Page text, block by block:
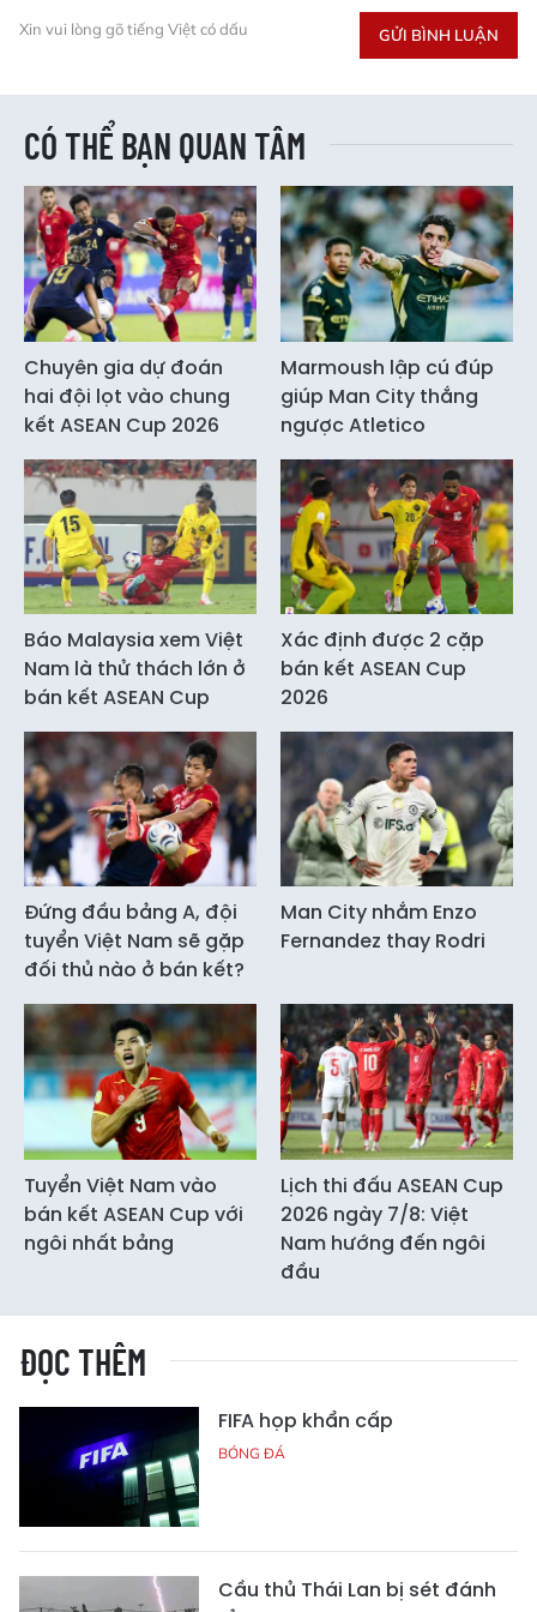
Xin vui lòng gõ tiếng Việt có dấu GỬI BÌNH LUẬN
CÓ THỂ BẠN QUAN TÂM
Chuyên gia dự đoán
hai đội lọt vào chung
kết ASEAN Cup 2026
Marmoush lập cú đúp
giúp Man City thắng
ngược Atletico
Báo Malaysia xem Việt
Nam là thử thách lớn ở
bán kết ASEAN Cup
Xác định được 2 cặp
bán kết ASEAN Cup
2026
Đứng đầu bảng A, đội
tuyển Việt Nam sẽ gặp
đối thủ nào ở bán kết?
Man City nhắm Enzo
Fernandez thay Rodri
Tuyển Việt Nam vào
bán kết ASEAN Cup với
ngôi nhất bảng
Lịch thi đấu ASEAN Cup
2026 ngày 7/8: Việt
Nam hướng đến ngôi
đầu
ĐỌC THÊM
FIFA họp khẩn cấp
BÓNG ĐÁ
Cầu thủ Thái Lan bị sét đánh